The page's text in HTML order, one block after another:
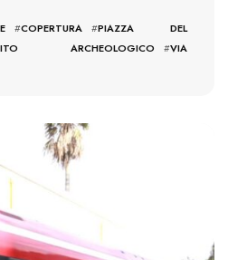
#COPERTURA #PIAZZA DEL
ARCHEOLOGICO #VIA